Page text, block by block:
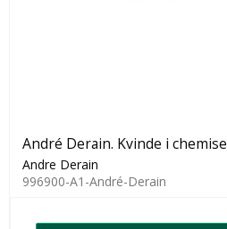
André Derain. Kvinde i chemise
Andre Derain
996900-A1-André-Derain